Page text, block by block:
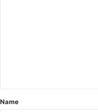
की
Name